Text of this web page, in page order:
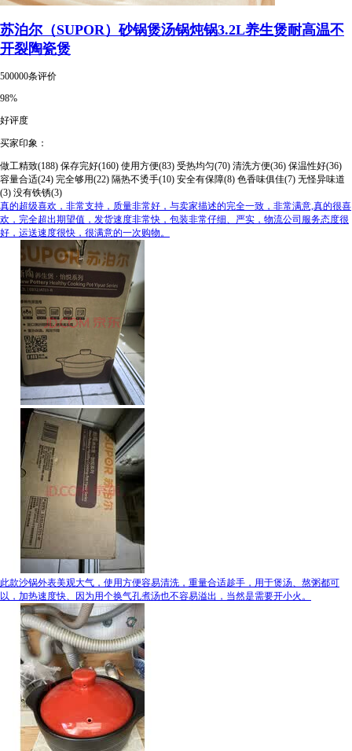
苏泊尔（SUPOR）砂锅煲汤锅炖锅3.2L养生煲耐高温不
开裂陶瓷煲
500000条评价
98%
好评度
买家印象：
做工精致(188) 保存完好(160) 使用方便(83) 受热均匀(70) 清洗方便(36) 保温性好(36)
容量合适(24) 完全够用(22) 隔热不烫手(10) 安全有保障(8) 色香味俱佳(7) 无怪异味道
(3) 没有铁锈(3)
真的超级喜欢，非常支持，质量非常好，与卖家描述的完全一致，非常满意,真的很喜
欢，完全超出期望值，发货速度非常快，包装非常仔细、严实，物流公司服务态度很
好，运送速度很快，很满意的一次购物。
此款沙锅外表美观大气，使用方便容易清洗，重量合适趁手，用于煲汤、熬粥都可
以，加热速度快、因为用个换气孔煮汤也不容易溢出，当然是需要开小火。